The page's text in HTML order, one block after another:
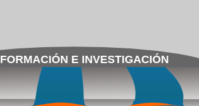
FORMACIÓN E INVESTIGACIÓN